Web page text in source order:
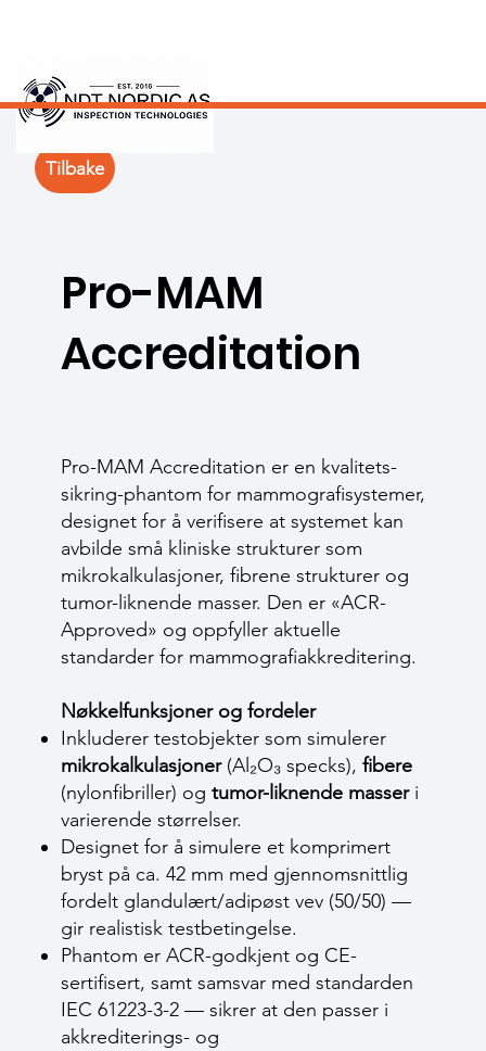
Pro-MAM
Accreditation
Pro-MAM Accreditation er en kvalitets­
sikring-phantom for mammografisystemer,
designet for å verifisere at systemet kan
avbilde små kliniske strukturer som
mikrokalkulasjoner, fibrene strukturer og
tumor-liknende masser. Den er «ACR-
Approved» og oppfyller aktuelle
standarder for mammografi­akkreditering.
Nøkkelfunksjoner og fordeler
Inkluderer testobjekter som simulerer
mikrokalkulasjoner(Al₂O₃ specks), fibere
(nylonfibriller) og tumor-liknende masseri
varierende størrelser.
Designet for å simulere et komprimert
bryst på ca. 42 mm med gjennomsnittlig
fordelt glandulært/adipøst vev (50/50) —
gir realistisk testbetingelse.
Phantom er ACR-godkjent og CE-
sertifisert, samt samsvar med standarden
IEC 61223-3-2 — sikrer at den passer i
akkrediterings- og
Tilbake